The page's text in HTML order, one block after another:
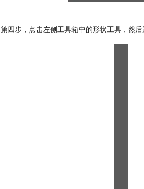
第四步，点击左侧工具箱中的形状工具，然